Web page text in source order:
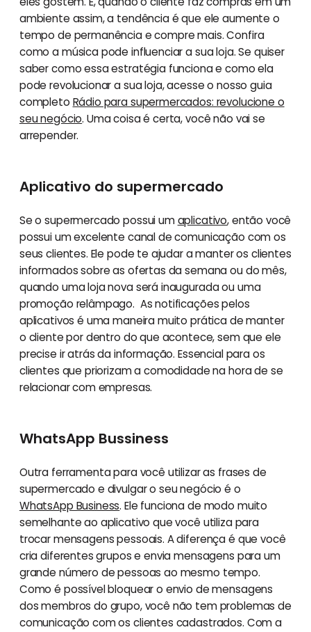
ambiente assim, a tendência é que ele aumente o
tempo de permanência e compre mais. Confira
como a música pode influenciar a sua loja. Se quiser
saber como essa estratégia funciona e como ela
pode revolucionar a sua loja, acesse o nosso guia
completo Rádio para supermercados: revolucione o
seu negócio. Uma coisa é certa, você não vai se
arrepender.
Aplicativo do supermercado
Se o supermercado possui umaplicativo, então você
possui um excelente canal de comunicação com os
seus clientes. Ele pode te ajudar a manter os clientes
informados sobre as ofertas da semana ou do mês,
quando uma loja nova será inaugurada ou uma
promoção relâmpago. As notificações pelos
aplicativos é uma maneira muito prática de manter
o cliente por dentro do que acontece, sem que ele
precise ir atrás da informação. Essencial para os
clientes que priorizam a comodidade na hora de se
relacionar com empresas.
WhatsApp Bussiness
Outra ferramenta para você utilizar as frases de
supermercado e divulgar o seu negócio é o
WhatsApp Business. Ele funciona de modo muito
semelhante ao aplicativo que você utiliza para
trocar mensagens pessoais. A diferença é que você
cria diferentes grupos e envia mensagens para um
grande número de pessoas ao mesmo tempo.
Como é possível bloquear o envio de mensagens
dos membros do grupo, você não tem problemas de
comunicação com os clientes cadastrados. Com a